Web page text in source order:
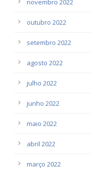
novembro 2022
outubro 2022
setembro 2022
agosto 2022
julho 2022
junho 2022
maio 2022
abril 2022
março 2022